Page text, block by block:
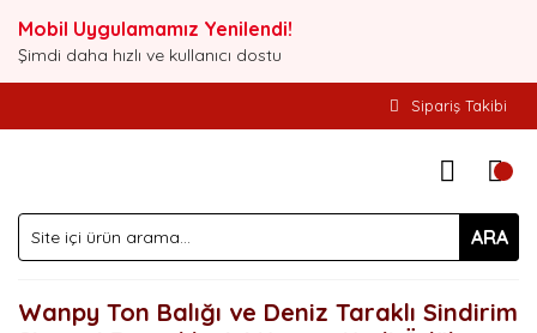
Mobil Uygulamamız Yenilendi!
Şimdi daha hızlı ve kullanıcı dostu
Sipariş Takibi
ARA
Wanpy Ton Balığı ve Deniz Taraklı Sindirim